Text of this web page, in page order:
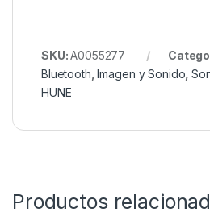
SKU:A0055277
Bluetooth ,Imagen y Sonido ,
HUNE
Productos